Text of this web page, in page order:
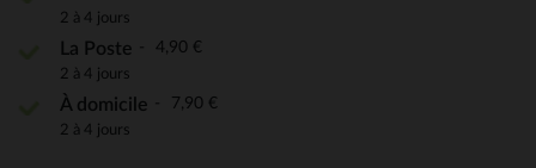
2 à 4 jours
La Poste 4,90 €
2 à 4 jours
À domicile 7,90 €
2 à 4 jours